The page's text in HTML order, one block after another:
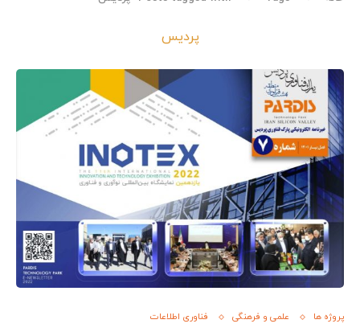
پردیس
پروژه ها علمی و فرهنگی فناوری اطلاعات